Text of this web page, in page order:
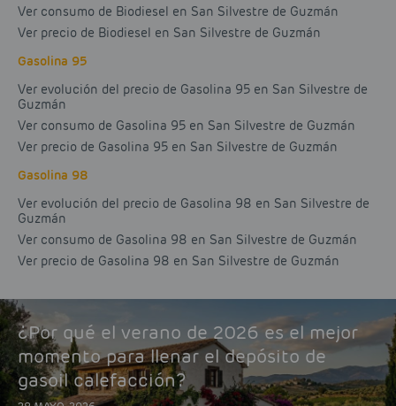
Ver consumo de Biodiesel en San Silvestre de Guzmán
Ver precio de Biodiesel en San Silvestre de Guzmán
Gasolina 95
Ver evolución del precio de Gasolina 95 en San Silvestre de
Guzmán
Ver consumo de Gasolina 95 en San Silvestre de Guzmán
Ver precio de Gasolina 95 en San Silvestre de Guzmán
Gasolina 98
Ver evolución del precio de Gasolina 98 en San Silvestre de
Guzmán
Ver consumo de Gasolina 98 en San Silvestre de Guzmán
Ver precio de Gasolina 98 en San Silvestre de Guzmán
¿Por qué el verano de 2026 es el mejor
momento para llenar el depósito de
gasoil calefacción?